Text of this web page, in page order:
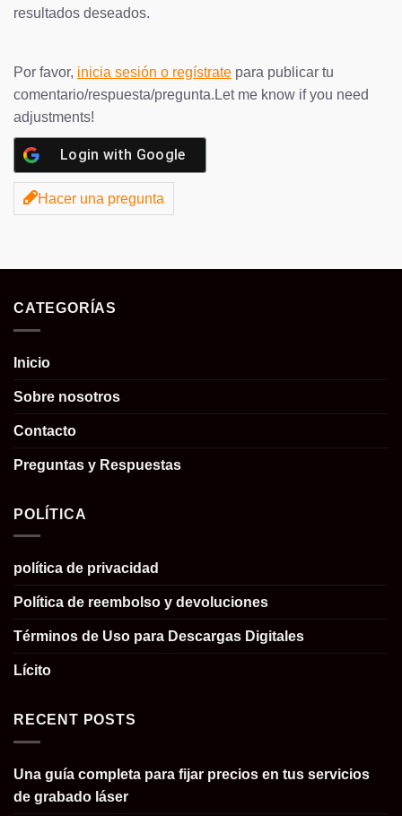
resultados deseados.
Por favor, inicia sesión o regístrate para publicar tu
comentario/respuesta/pregunta.Let me know if you need
adjustments!
Login with Google
Hacer una pregunta
CATEGORÍAS
Inicio
Sobre nosotros
Contacto
Preguntas y Respuestas
POLÍTICA
política de privacidad
Política de reembolso y devoluciones
Términos de Uso para Descargas Digitales
Lícito
RECENT POSTS
Una guía completa para fijar precios en tus servicios
de grabado láser